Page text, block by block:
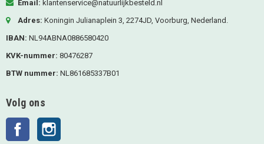
Email: klantenservice@natuurlijkbesteld.nl
Adres: Koningin Julianaplein 3, 2274JD, Voorburg, Nederland.
IBAN: NL94ABNA0886580420
KVK-nummer: 80476287
BTW nummer: NL861685337B01
Volg ons
Facebook